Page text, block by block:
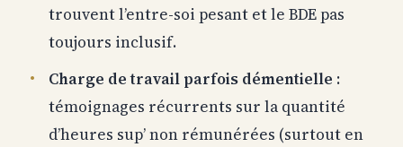
trouvent l’entre-soi pesant et le BDE pas
toujours inclusif.
Charge de travail parfois démentielle :
témoignages récurrents sur la quantité
d’heures sup’ non rémunérées (surtout en